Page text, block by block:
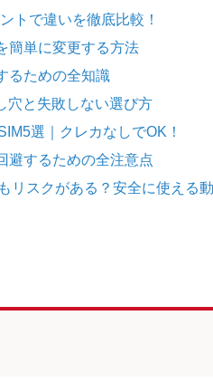
トで違いを徹底比較！
簡単に変更する方法
るための全知識
穴と失敗しない選び方
選｜クレカなしでOK！
避するための全注意点
リスクがある？安全に使える